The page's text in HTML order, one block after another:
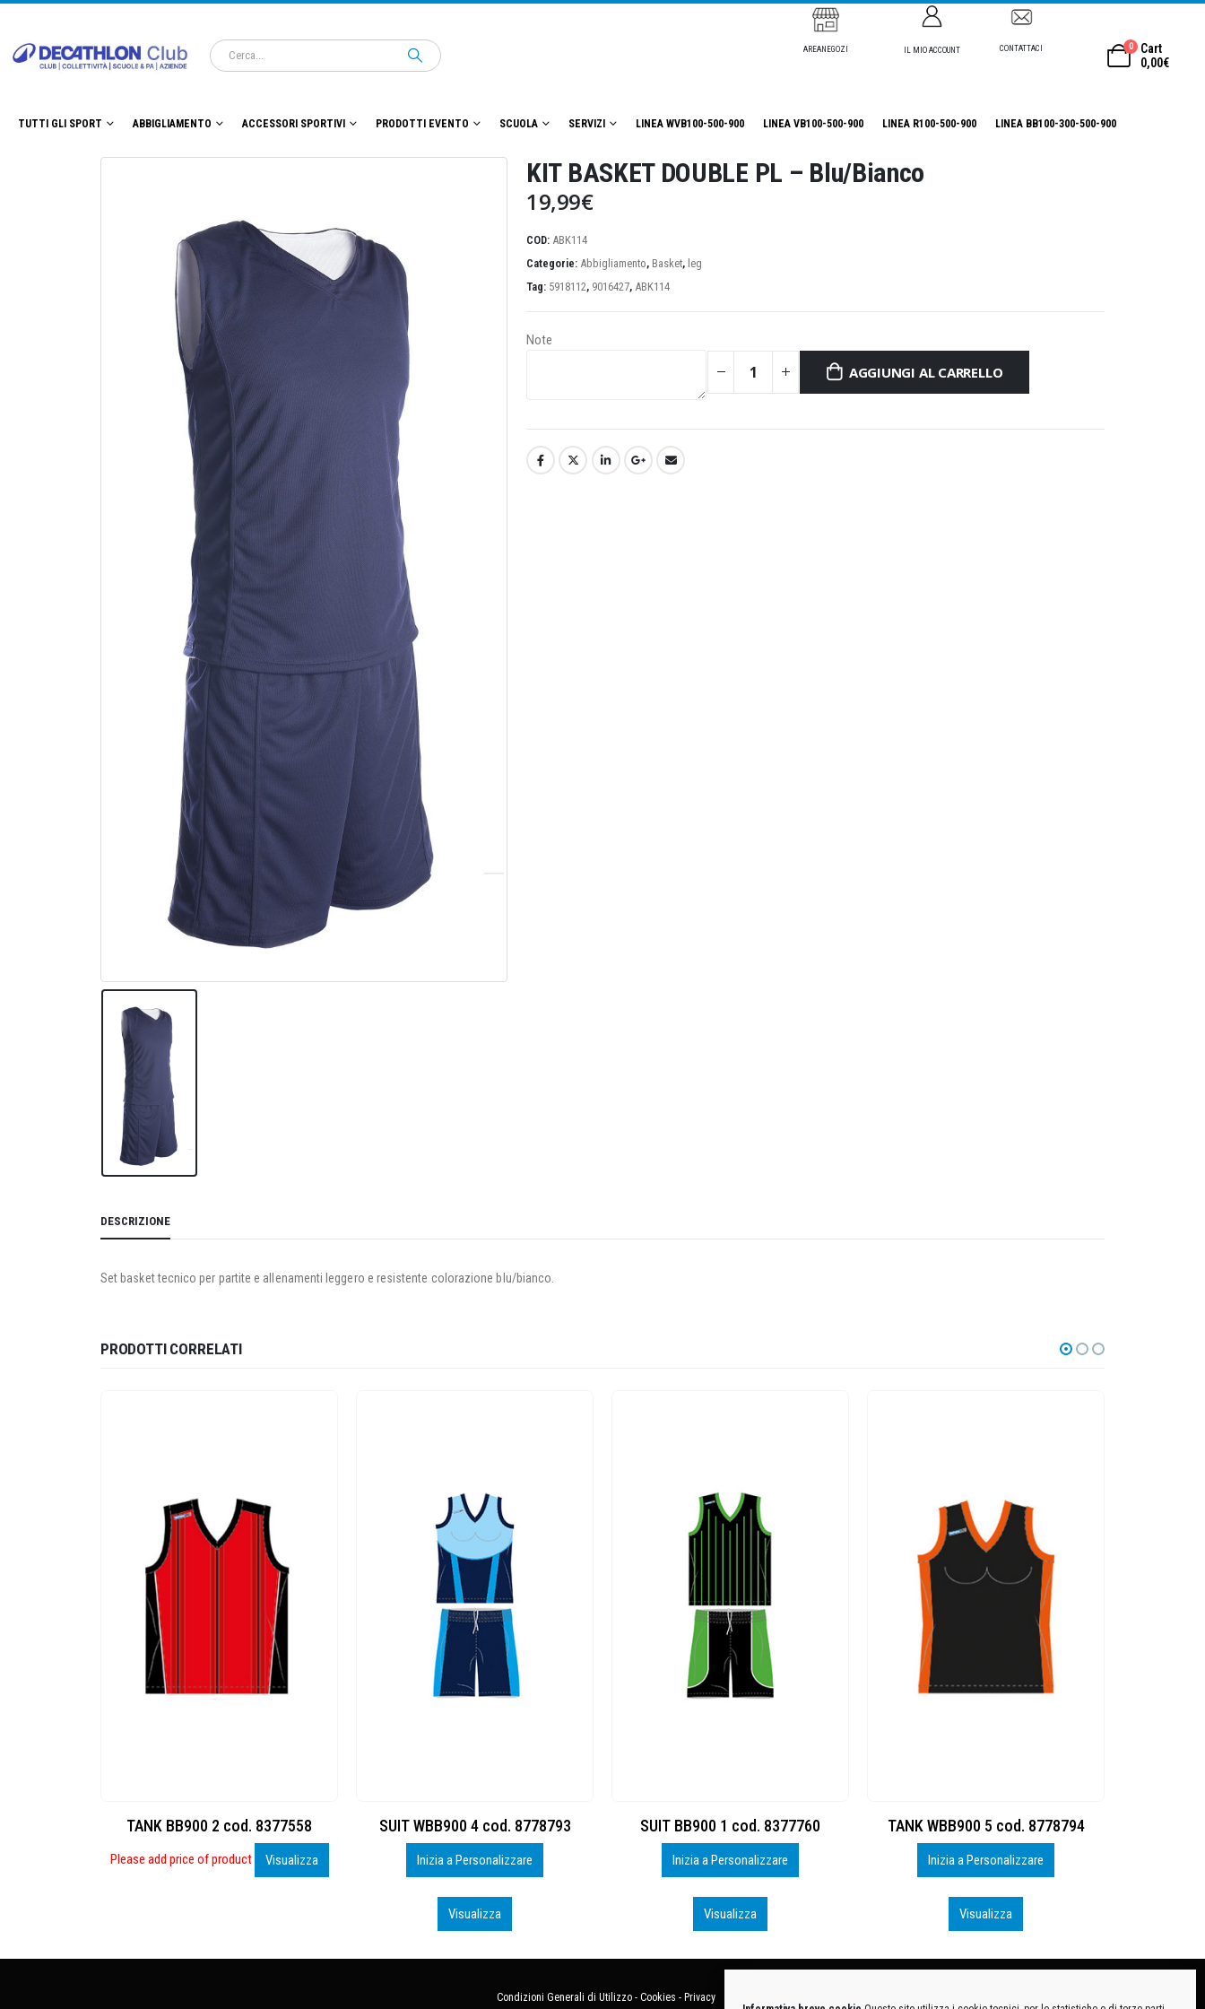
AREANEGOZI IL MIO ACCOUNT CONTATTACI 0
Cart
0,00€
TUTTI GLI SPORT ABBIGLIAMENTO ACCESSORI SPORTIVI PRODOTTI EVENTO SCUOLA SERVIZI LINEA WVB100-500-900 LINEA VB100-500-900 LINEA R100-500-900 LINEA BB100-300-500-900
KIT BASKET DOUBLE PL – Blu/Bianco
19,99€
COD: ABK114
Categorie: Abbigliamento, Basket, leg
Tag: 5918112, 9016427, ABK114
Note
AGGIUNGI AL CARRELLO
DESCRIZIONE
Set basket tecnico per partite e allenamenti leggero e resistente colorazione blu/bianco.
PRODOTTI CORRELATI
SUIT WBB900 4 cod. 8778793
Inizia a Personalizzare
SUIT BB900 1 cod. 8377760
Inizia a Personalizzare
Visualizza
TANK WBB900 5 cod. 8778794
Inizia a Personalizzare
Visualizza
SUIT WBB900 3 cod. 8778793
Inizia a Personalizzare
Visualizza
Condizioni Generali di Utilizzo - Cookies - Privacy